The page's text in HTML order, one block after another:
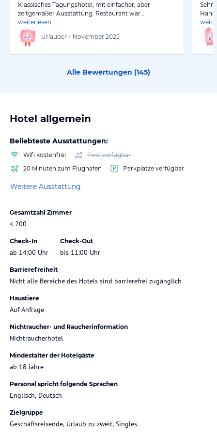
Klassisches Tagungshotel, mit einfacher, aber
zeitgemäßer Ausstattung. Restaurant war…
weiterlesen
Urlauber • November 2025
Sehr
Alle Bewertungen (145)
Hotel allgemein
Beliebteste Ausstattungen:
Wifi kostenfrei
Pool verfügbar
20 Minuten zum Flughafen
Parkplätze verfügbar
Weitere Ausstattung
Gesamtzahl Zimmer
< 200
Check-In
ab 14:00 Uhr
Check-Out
bis 11:00 Uhr
Barrierefreiheit
Nicht alle Bereiche des Hotels sind barrierefrei zugänglich
Haustiere
Auf Anfrage
Nichtraucher- und Raucherinformation
Nichtraucherhotel
Mindestalter der Hotelgäste
ab 18 Jahre
Personal spricht folgende Sprachen
Englisch, Deutsch
Zielgruppe
Geschäftsreisende, Urlaub zu zweit, Singles